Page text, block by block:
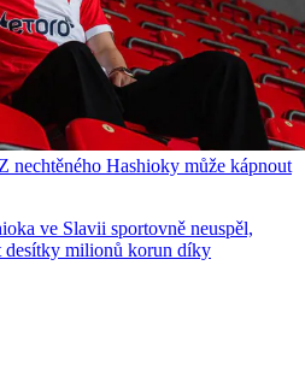
nechtěného Hashioky může kápnout
ve Slavii sportovně neuspěl,
desítky milionů korun díky